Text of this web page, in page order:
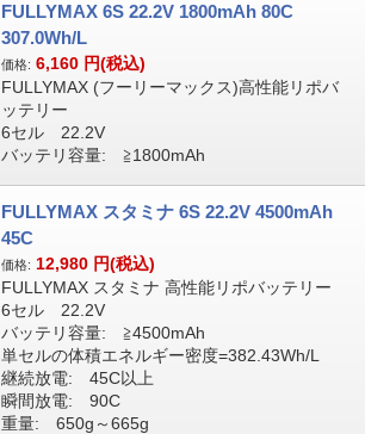
FULLYMAX 6S 22.2V 1800mAh 80C
307.0Wh/L
価格: 6,160 円(税込)
FULLYMAX (フーリーマックス)高性能リポバ
ッテリー
6セル 22.2V
バッテリ容量: ≧1800mAh
FULLYMAX スタミナ 6S 22.2V 4500mAh
45C
価格: 12,980 円(税込)
FULLYMAX スタミナ 高性能リポバッテリー
6セル 22.2V
バッテリ容量: ≧4500mAh
単セルの体積エネルギー密度=382.43Wh/L
継続放電: 45C以上
瞬間放電: 90C
重量: 650g～665g